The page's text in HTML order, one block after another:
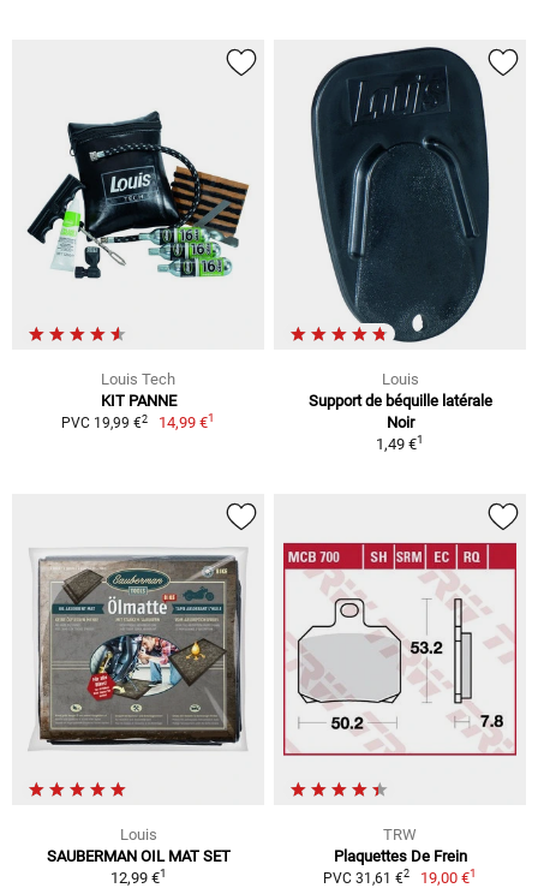
Louis Tech
KIT PANNE
PVC 19,99 €2 14,99 €1
Louis
Support de béquille latérale
Noir
1,49 €1
Louis
SAUBERMAN OIL MAT SET
12,99 €1
TRW
Plaquettes De Frein
PVC 31,61 €2 19,00 €1